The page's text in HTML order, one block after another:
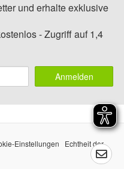
und erhalte exklusive
- Zugriff auf 1,4
Anmelden
Einstellungen
Echtheit der